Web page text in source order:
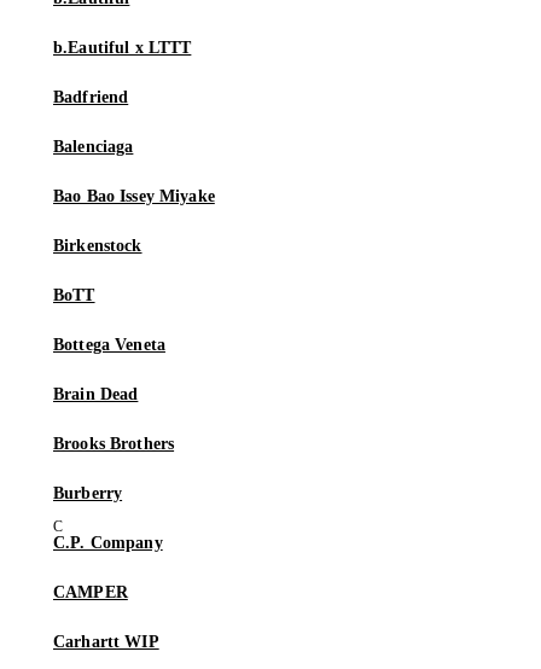
b.Eautiful x LTTT
Badfriend
Balenciaga
Bao Bao Issey Miyake
Birkenstock
BoTT
Bottega Veneta
Brain Dead
Brooks Brothers
Burberry
C.P. Company
CAMPER
Carhartt WIP